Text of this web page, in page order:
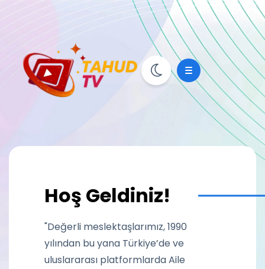
Hoş Geldiniz!
"Değerli meslektaşlarımız, 1990
yılından bu yana Türkiye’de ve
uluslararası platformlarda Aile